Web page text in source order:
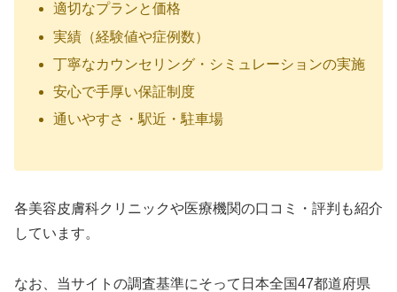
適切なプランと価格
実績（経験値や症例数）
丁寧なカウンセリング・シミュレーションの実施
安心で手厚い保証制度
通いやすさ・駅近・駐車場
各美容皮膚科クリニックや医療機関の口コミ・評判も紹介
しています。
なお、当サイトの調査基準にそって日本全国47都道府県